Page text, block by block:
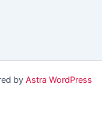
by Astra WordPress